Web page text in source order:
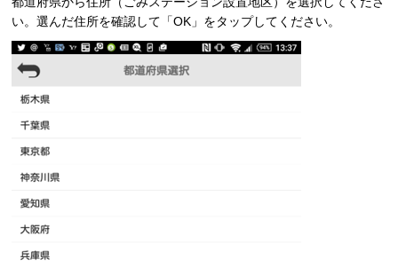
い。選んだ住所を確認して「OK」をタップしてください。